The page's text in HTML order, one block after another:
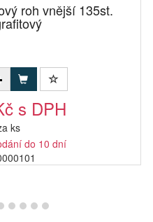
roh vnější 135st.
s DPH
ks
do 10 dní